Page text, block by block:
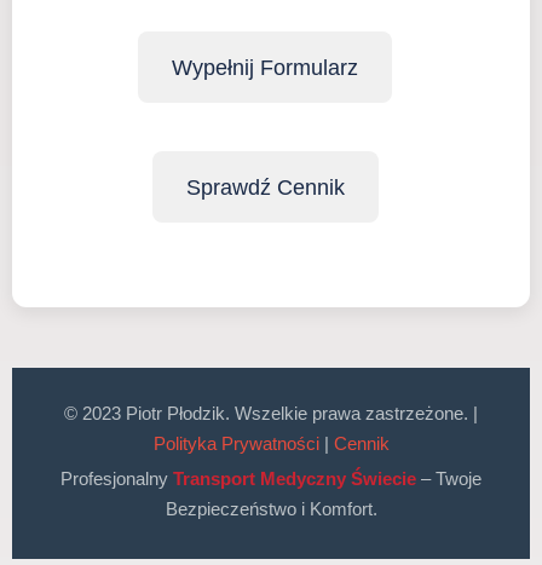
Wypełnij Formularz
Sprawdź Cennik
© 2023 Piotr Płodzik. Wszelkie prawa zastrzeżone. |
Polityka Prywatności| Cennik
Profesjonalny Transport Medyczny Świecie – Twoje
Bezpieczeństwo i Komfort.